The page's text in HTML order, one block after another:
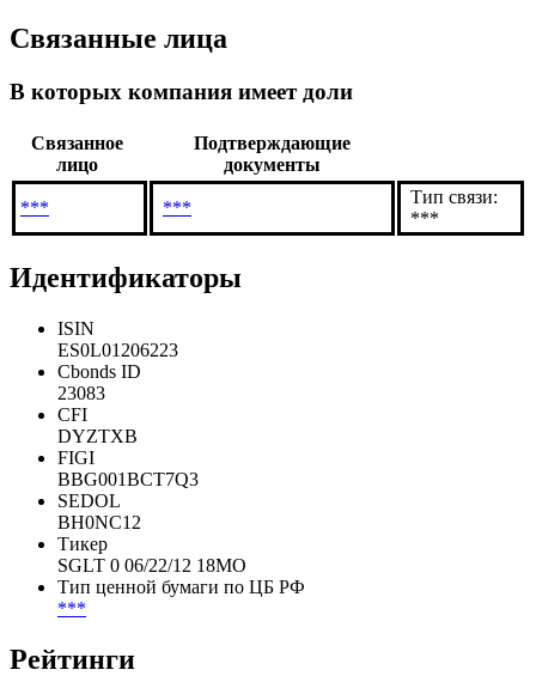
Связанные лица
В которых компания имеет доли
Связанное
лицо
Подтверждающие
документы
*** ***
Тип связи:
***
Идентификаторы
ISIN
ES0L01206223
Cbonds ID
23083
CFI
DYZTXB
FIGI
BBG001BCT7Q3
SEDOL
BH0NC12
Тикер
SGLT 0 06/22/12 18MO
Тип ценной бумаги по ЦБ РФ
***
Рейтинги